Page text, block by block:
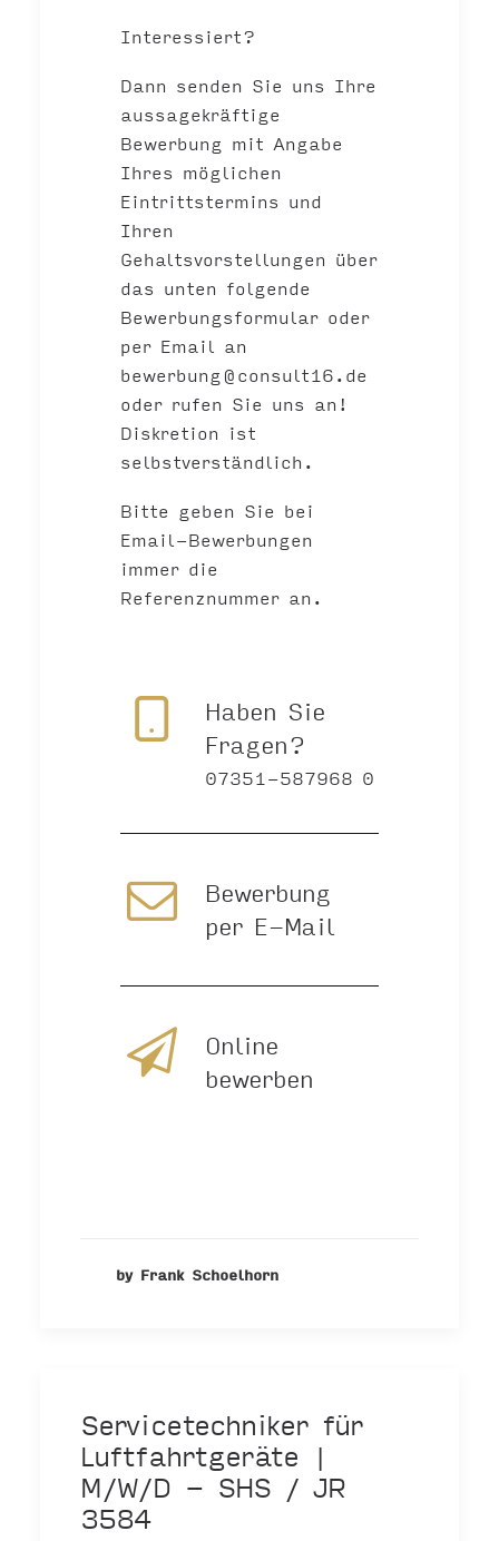
Interessiert?
Dann senden Sie uns Ihre
aussagekräftige
Bewerbung mit Angabe
Ihres möglichen
Eintrittstermins und
Ihren
Gehaltsvorstellungen über
das unten folgende
Bewerbungsformular oder
per Email an
bewerbung@consult16.de
oder rufen Sie uns an!
Diskretion ist
selbstverständlich.
Bitte geben Sie bei
Email-Bewerbungen
immer die
Referenznummer an.
Haben Sie
Fragen?
07351-587968 0
Bewerbung
per E-Mail
Online
bewerben
by Frank Schoelhorn
Servicetechniker für
Luftfahrtgeräte |
M/W/D - SHS / JR
3584